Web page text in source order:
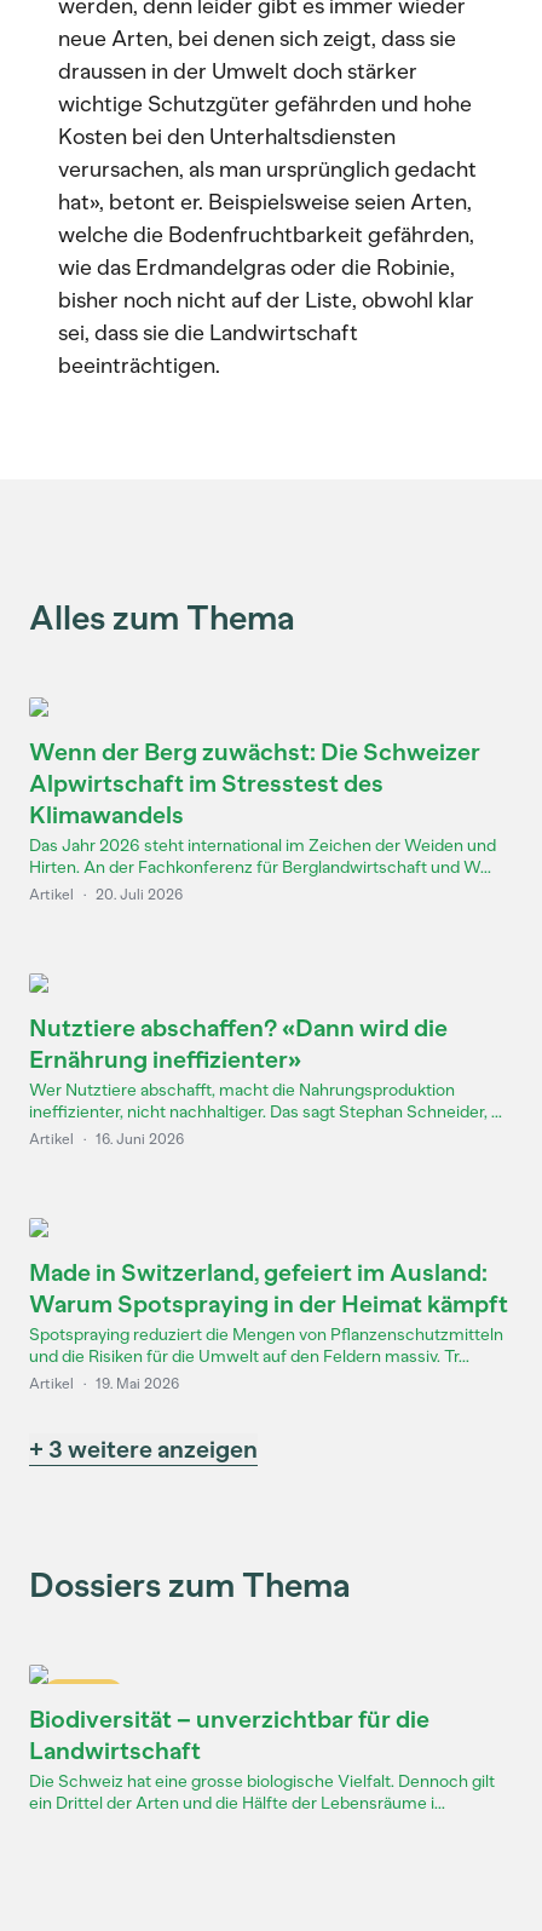
werden, denn leider gibt es immer wieder
neue Arten, bei denen sich zeigt, dass sie
draussen in der Umwelt doch stärker
wichtige Schutzgüter gefährden und hohe
Kosten bei den Unterhaltsdiensten
verursachen, als man ursprünglich gedacht
hat», betont er. Beispielsweise seien Arten,
welche die Bodenfruchtbarkeit gefährden,
wie das Erdmandelgras oder die Robinie,
bisher noch nicht auf der Liste, obwohl klar
sei, dass sie die Landwirtschaft
beeinträchtigen.
Alles zum Thema
Wenn der Berg zuwächst: Die Schweizer
Alpwirtschaft im Stresstest des
Klimawandels
Das Jahr 2026 steht international im Zeichen der Weiden und
Hirten. An der Fachkonferenz für Berglandwirtschaft und W...
Artikel · 20. Juli 2026
Nutztiere abschaffen? «Dann wird die
Ernährung ineffizienter»
Wer Nutztiere abschafft, macht die Nahrungsproduktion
ineffizienter, nicht nachhaltiger. Das sagt Stephan Schneider, ...
Artikel · 16. Juni 2026
Made in Switzerland, gefeiert im Ausland:
Warum Spotspraying in der Heimat kämpft
Spotspraying reduziert die Mengen von Pflanzenschutzmitteln
und die Risiken für die Umwelt auf den Feldern massiv. Tr...
Artikel · 19. Mai 2026
+ 3 weitere anzeigen
Dossiers zum Thema
Biodiversität – unverzichtbar für die
Landwirtschaft
Die Schweiz hat eine grosse biologische Vielfalt. Dennoch gilt
ein Drittel der Arten und die Hälfte der Lebensräume i...